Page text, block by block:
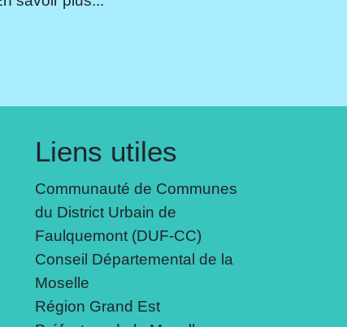
Liens utiles
Communauté de Communes
du District Urbain de
Faulquemont (DUF-CC)
Conseil Départemental de la
Moselle
Région Grand Est